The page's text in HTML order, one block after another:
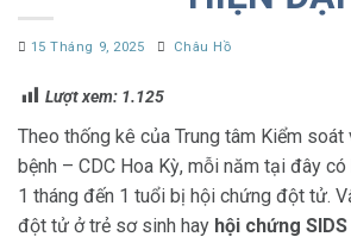
15 Tháng 9, 2025 Châu Hồ
Lượt xem: 1.125
Theo thống kê của Trung tâm Kiểm
bệnh – CDC Hoa Kỳ, mỗi năm tại đây
1 tháng đến 1 tuổi bị hội chứng đột tử.
đột tử ở trẻ sơ sinh hay hội chứng